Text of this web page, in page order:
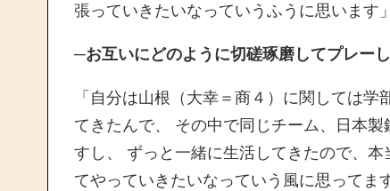
張っていきたいなっていうふうに思います」
─お互いにどのように切磋琢磨してプレー
「自分は山根（ 大幸＝商４ ）に関しては学
てきたんで、 その中で同じチーム、日本
すし、 ずっと一緒に生活してきたので、
てやっていきたいなっていう風に思ってます